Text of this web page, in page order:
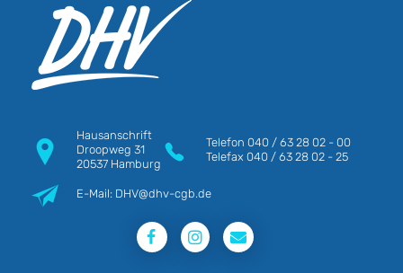
Hausanschrift
Droopweg 31
20537 Hamburg
Telefon 040 / 63 28 02 - 00
Telefax 040 / 63 28 02 - 25
E-Mail: DHV@dhv-cgb.de